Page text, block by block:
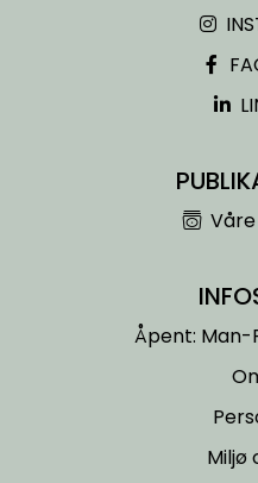
Åpent: Man-
Miljø